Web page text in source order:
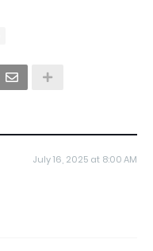
July 16, 2025 at 8:00 AM